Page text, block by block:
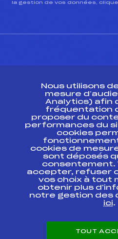
la gestion de vos données,
Ressources
Pass’Neige
Projet sportif fédéral
Projet de
Antidopage
Pôle Développement,
Scientifique
Listes ministérielles
Pôle vie de l’athlète
Enseignement
Nous utilisons
mesure
Analytics) afin
fréquentation
proposer du
performances du
cookies
cookies de
sont déposés
consentement.
accepter, refuser
vos choix à tout
obtenir plus
notre gestion des
ici.
TOUT